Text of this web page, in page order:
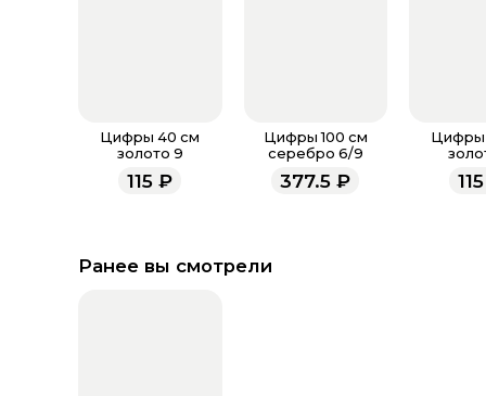
Цифры 40 см
золото 9
115 ₽
Цифры 100 см
серебро 6/9
377.5 ₽
Цифры
115
Ранее вы смотрели